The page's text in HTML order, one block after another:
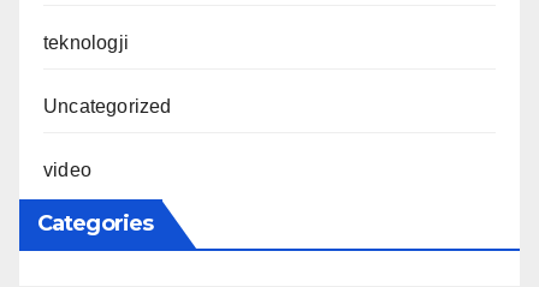
teknologji
Uncategorized
video
Categories